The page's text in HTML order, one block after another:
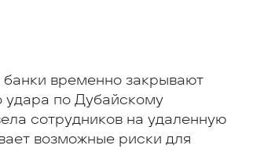
временно закрывают
по Дубайскому
сотрудников на удаленную
возможные риски для